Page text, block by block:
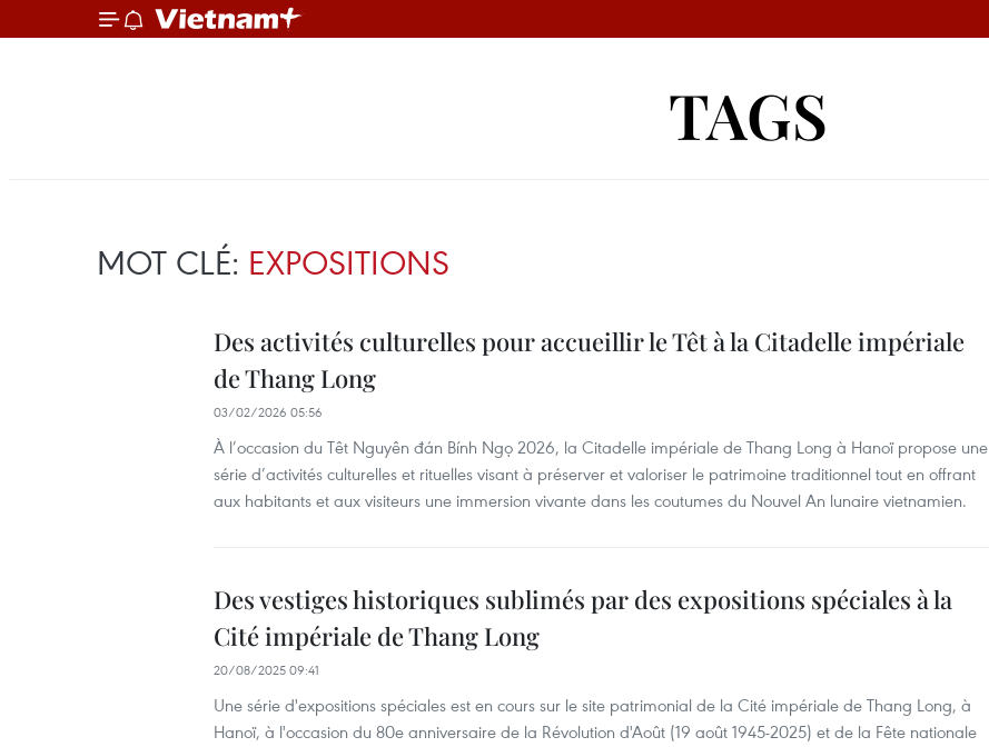
TAGS
MOT CLÉ: EXPOSITIONS
Des activités culturelles pour accueillir le Têt à la Citadelle impériale
de Thang Long
03/02/2026 05:56
À l’occasion du Têt Nguyên đán Bính Ngọ 2026, la Citadelle impériale de Thang Long à Hanoï propose une
série d’activités culturelles et rituelles visant à préserver et valoriser le patrimoine traditionnel tout en offrant
aux habitants et aux visiteurs une immersion vivante dans les coutumes du Nouvel An lunaire vietnamien.
Des vestiges historiques sublimés par des expositions spéciales à la
Cité impériale de Thang Long
20/08/2025 09:41
Une série d'expositions spéciales est en cours sur le site patrimonial de la Cité impériale de Thang Long, à
Hanoï, à l'occasion du 80e anniversaire de la Révolution d'Août (19 août 1945-2025) et de la Fête nationale